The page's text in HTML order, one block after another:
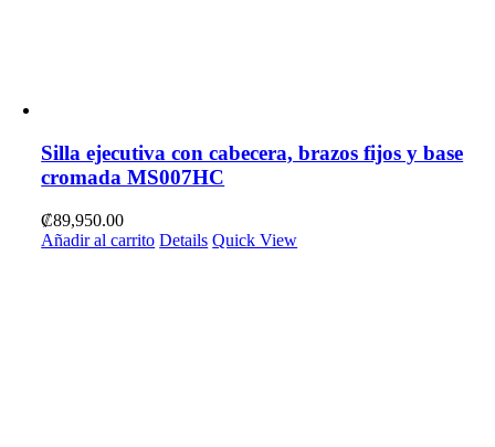
Silla ejecutiva con cabecera, brazos fijos y base
cromada MS007HC
₡89,950.00
Añadir al carrito Details Quick View